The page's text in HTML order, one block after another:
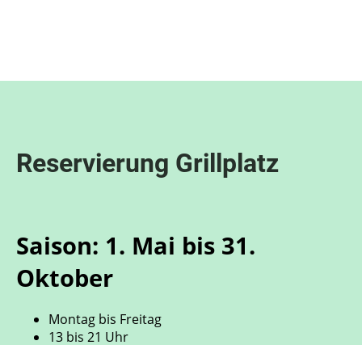
Reservierung Grillplatz
Saison: 1. Mai bis 31.
Oktober
Montag bis Freitag
13 bis 21 Uhr